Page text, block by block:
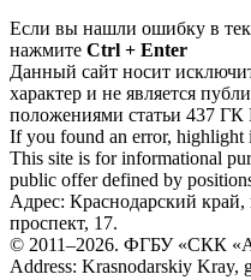
Если вы нашли ошибку в
нажмите Ctrl + Enter
Данный сайт носит
характер и не является
положениями статьи 437
If you found an error, highlight
This site is for informational
public offer defined by
Адрес: Краснодарский
проспект, 17.
© 2011–2026. ФГБУ «СКК
Address: Krasnodarskiy Kray,